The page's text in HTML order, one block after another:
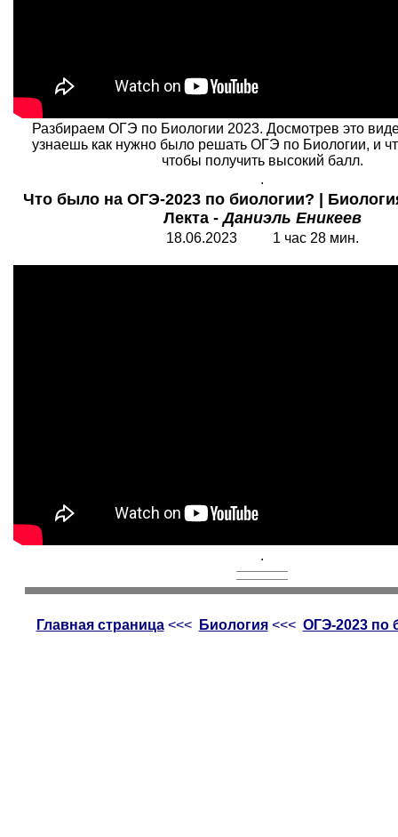
Разбираем ОГЭ по Биологии 2023. Досмотрев это
узнаешь как нужно было решать ОГЭ по Биологии, и
чтобы получить высокий балл.
.
Что было на ОГЭ-2023 по биологии? |
Лекта -Даниэль Еникеев
18.06.2023 1 час 28 мин.
.
Главная страница<<< Биология<<< ОГЭ-2023 по